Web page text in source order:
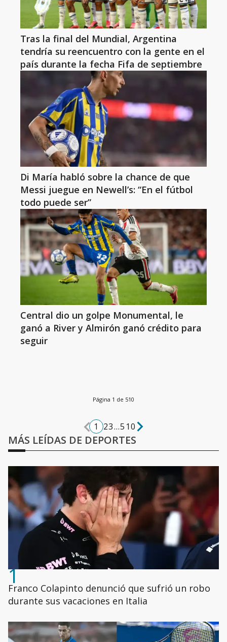
Tras la final del Mundial, Argentina
tendría su reencuentro con la gente en el
país durante la fecha Fifa de septiembre
Di María habló sobre la chance de que
Messi juegue en Newell’s: “En el fútbol
todo puede ser”
Central dio un golpe Monumental, le
ganó a River y Almirón ganó crédito para
seguir
Página 1 de 510
1 23...510
MÁS LEÍDAS DE DEPORTES
1
Franco Colapinto denunció que sufrió un robo
durante sus vacaciones en Italia